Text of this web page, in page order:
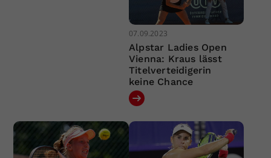
07.09.2023
Alpstar Ladies Open
Vienna: Kraus lässt
Titelverteidigerin
keine Chance